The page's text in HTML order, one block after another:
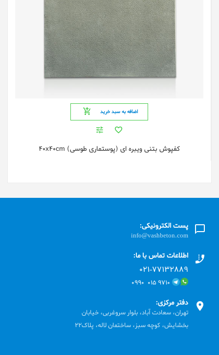
اضافه به سبد خرید
کفپوش بتنی ویبره ای (پوستماری طوسی) 40x40cm
پست الکترونیکی:
info@vashbeton.com
اطلاعات تماس با ما:
۰۲۱-۷۷۱٣۲۸۸۹
۹۷۱۰ ۰۱۵ ۰۹۹۰
دفتر مرکزی:
تهران، سعادت آباد، بلوار سروغربی، خیابان
بخشایش، کوچه سبز، ساختمان لاله، پلاک22